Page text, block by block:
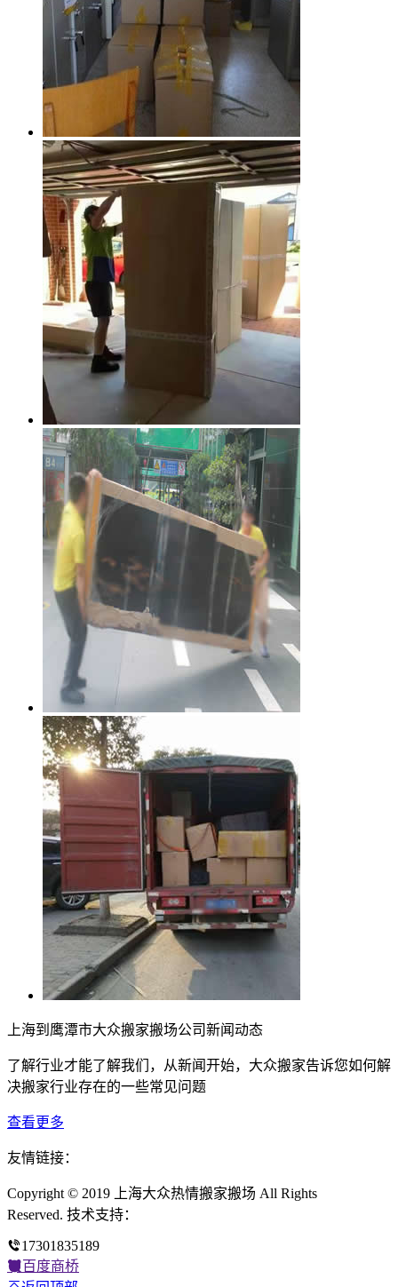
上海到鹰潭市大众搬家搬场公司新闻动态
了解行业才能了解我们，从新闻开始，大众搬家告诉您如何解
决搬家行业存在的一些常见问题
查看更多
友情链接：
Copyright © 2019 上海大众热情搬家搬场 All Rights
Reserved. 技术支持：
17301835189
百度商桥